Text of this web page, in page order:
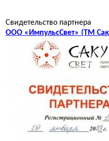
Свидетельство партнера
ООО «ИмпульсСвет» (ТМ